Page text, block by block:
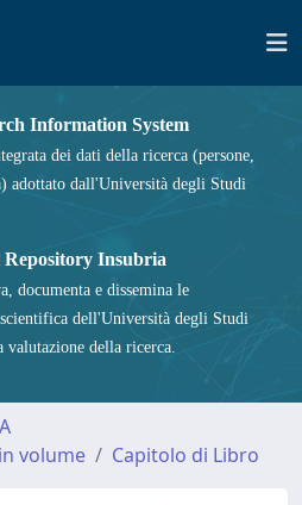
Information System
dei dati della ricerca (persone,
adottato dall'Università degli Studi
Insubria
documenta e dissemina le
dell'Università degli Studi
della ricerca.
volume
Capitolo di Libro